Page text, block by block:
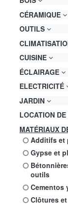
CÉRAMIQUE
OUTILS
CUISINE
ÉCLAIRAGE
ELECTRICITÉ
JARDIN
LOCATION
MATÉRIAUX
additifs
gypse et
bétonnières, chariots élévateurs et
outils
clôtures